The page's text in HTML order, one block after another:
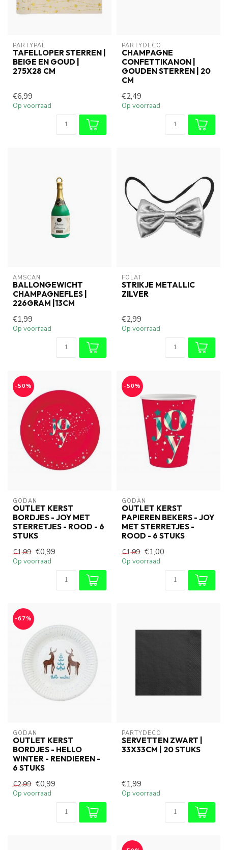
PARTYPAL
TAFELLOPER STERREN |
BEIGE EN GOUD |
275X28 CM
€6,99
Op voorraad
PARTYDECO
CHAMPAGNE
CONFETTIKANON |
GOUDEN STERREN | 20
CM
€2,49
Op voorraad
AMSCAN
BALLONGEWICHT
CHAMPAGNEFLES |
226GRAM |13CM
€1,99
Op voorraad
FOLAT
STRIKJE METALLIC
ZILVER
€2,99
Op voorraad
-50%
GODAN
OUTLET KERST
BORDJES - JOY MET
STERRETJES - ROOD - 6
STUKS
€1,99 €0,99
Op voorraad
-50%
GODAN
OUTLET KERST
PAPIEREN BEKERS - JOY
MET STERRETJES -
ROOD - 6 STUKS
€1,99 €1,00
Op voorraad
-67%
GODAN
OUTLET KERST
BORDJES - HELLO
WINTER - RENDIEREN -
6 STUKS
€2,99 €0,99
Op voorraad
PARTYDECO
SERVETTEN ZWART |
33X33CM | 20 STUKS
€1,99
Op voorraad